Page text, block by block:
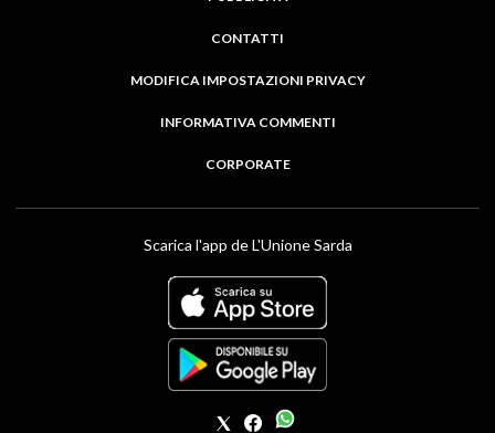
CONTATTI
MODIFICA IMPOSTAZIONI PRIVACY
INFORMATIVA COMMENTI
CORPORATE
Scarica l'app de L'Unione Sarda